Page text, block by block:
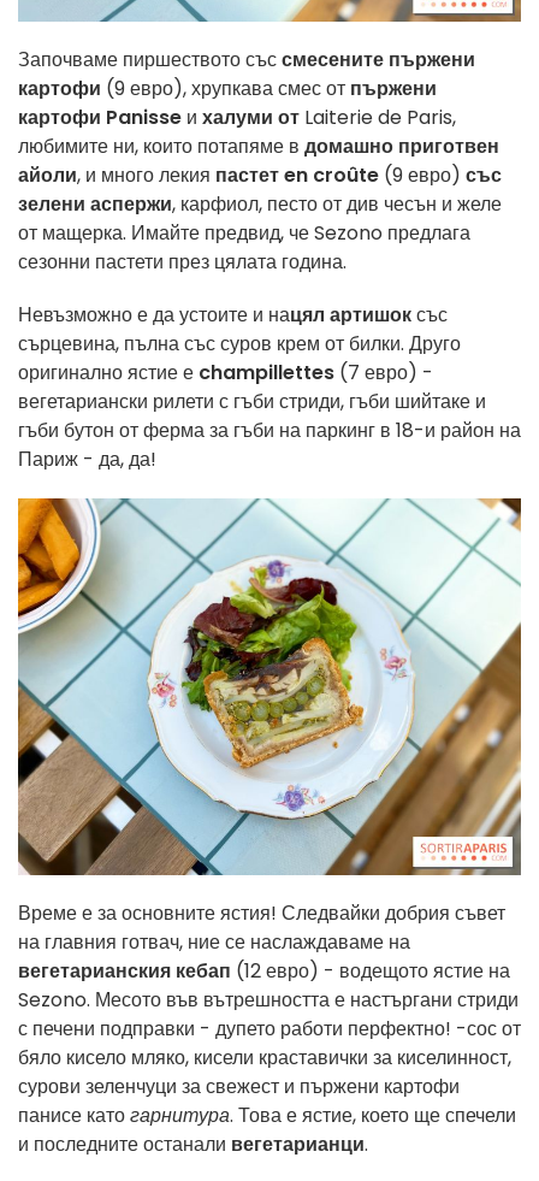
Започваме пиршеството съссмесените пържени
картофи (9 евро), хрупкава смес от пържени
картофи Panisse и халуми от Laiterie de Paris,
любимите ни, които потапяме в домашно приготвен
айоли, и много лекия пастет en croûte (9 евро) със
зелени аспержи, карфиол, песто от див чесън и желе
от мащерка. Имайте предвид, че Sezono предлага
сезонни пастети през цялата година.
Невъзможно е да устоите и нацял артишоксъс
сърцевина, пълна със суров крем от билки. Друго
оригинално ястие е champillettes (7 евро) -
вегетариански рилети с гъби стриди, гъби шийтаке и
гъби бутон от ферма за гъби на паркинг в 18-и район на
Париж - да, да!
Време е за основните ястия! Следвайки добрия съвет
на главния готвач, ние се наслаждаваме на
вегетарианския кебап (12 евро) - водещото ястие на
Sezono. Месото във вътрешността е настъргани стриди
с печени подправки - дупето работи перфектно! -сос от
бяло кисело мляко, кисели краставички за киселинност,
сурови зеленчуци за свежест и пържени картофи
панисе катогарнитура. Това е ястие, което ще спечели
и последните останали вегетарианци.